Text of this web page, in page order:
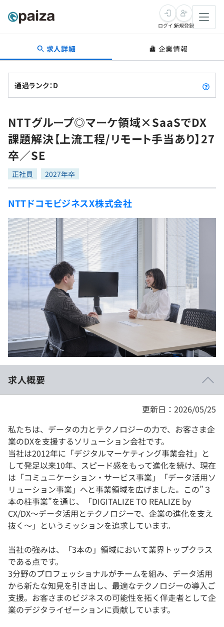
転職・キャリア
転職成功ガイド
転職エージェント
インタビュー
転職成功ガイド
新卒就活
求人検索
本選考
インターン
新卒エージェント
イベント・セミナー
インタビュー
就活成功ガイド
学習
問題集
4択課題
ナレッジ
リファレンス
プラン
個人向けプラン
法人向けプラン
学校向けプラン
契約内容・クーポン
プログラミング言語
評価結果一覧
再チャレンジ結果一覧
ゲーム・マンガ
Tech Team Journal
paiza times
note
paizaとは？
ログイン新規登録
求人詳細 企業情報
通過ランク：D
NTTグループ◎マーケ領域×SaaSでDX
課題解決【上流工程/リモート手当あり】27
卒／SE
正社員 2027年卒
NTTドコモビジネスX株式会社
求人概要
更新日：2026/05/25
私たちは、データの力とテクノロジーの力で、お客さま企
業のDXを支援するソリューション会社です。
当社は2012年に「デジタルマーケティング事業会社」と
して発足以来10年、スピード感をもって進化を続け、現在
は「コミュニケーション・サービス事業」「データ活用ソ
リューション事業」へと事業領域を広げました。この”３
本の柱事業”を通じ、「DIGITALIZE TO REALIZE by
CX/DX〜データ活用とテクノロジーで、企業の進化を支え
抜く〜」というミッションを追求しています。
当社の強みは、「3本の」領域において業界トップクラス
である点です。
3分野のプロフェッショナルがチームを組み、データ活用
から新たな知見を引き出し、最適なテクノロジーの導入ご
支援。お客さまのビジネスの可能性を拓く伴走者として企
業のデジタライゼーションに貢献しています。